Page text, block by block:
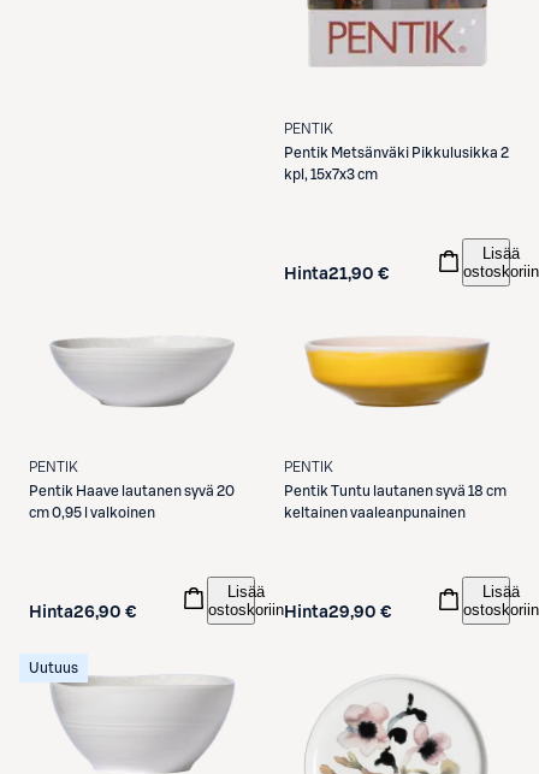
PENTIK
Pentik Metsänväki Pikkulusikka 2
kpl, 15x7x3 cm
Hinta21,90 €
Lisää
ostoskoriin
PENTIK
Pentik Haave lautanen syvä 20
cm 0,95 l valkoinen
Hinta26,90 €
Lisää
ostoskoriin
PENTIK
Pentik Tuntu lautanen syvä 18 cm
keltainen vaaleanpunainen
Hinta29,90 €
Lisää
ostoskoriin
Uutuus